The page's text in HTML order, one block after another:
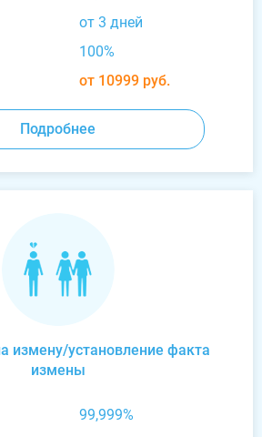
от 3 дней
100%
от 10999 руб.
Подробнее
измену/установление факта
измены
99,999%